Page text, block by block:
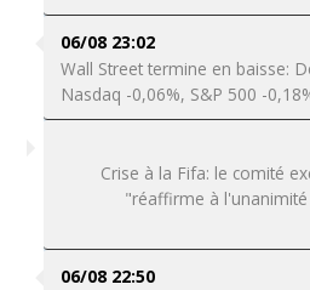
06/08 23:02
Wall Street termine en baisse:
Nasdaq -0,06%, S&P 500 -
Crise à la Fifa: le comité
"réaffirme à
06/08 22:50